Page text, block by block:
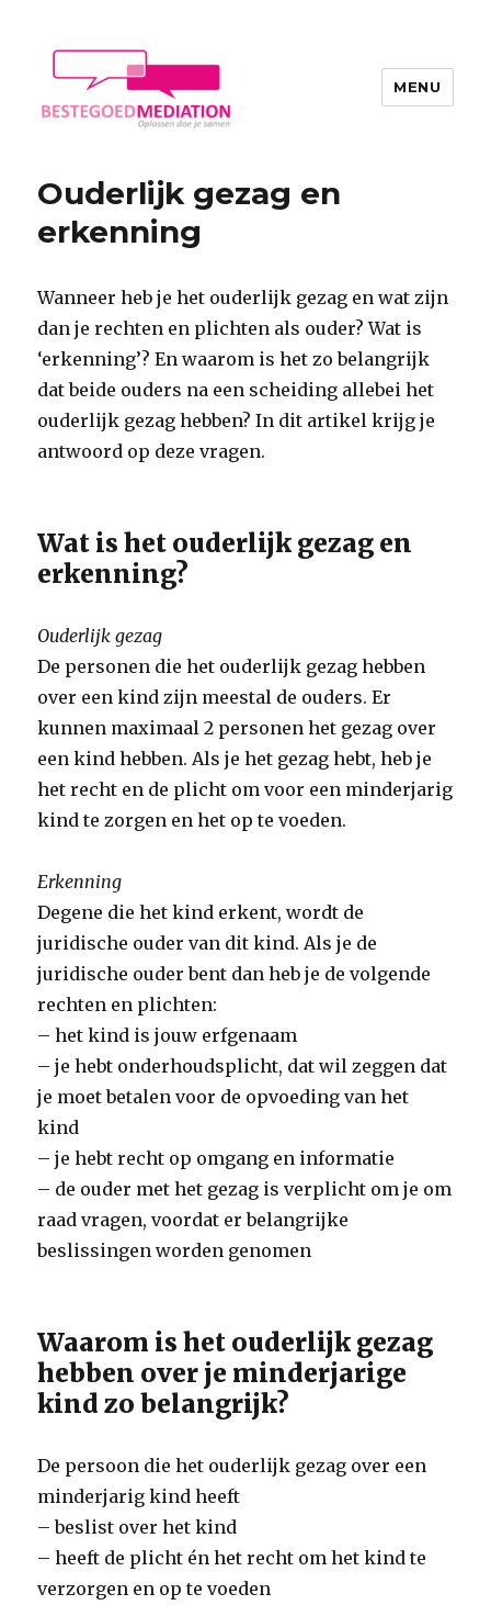
registermediator omgeving
Veenendaal, Ede, Rhenen,
Wageningen, Amersfoort,
Barneveld, Woudenberg,
Utrechtse Heuvelrug, Tiel,
Arnhem, Apeldoorn, Buren,
Renswoude, Zeist, Renkum
MENU
Ouderlijk gezag en
erkenning
Wanneer heb je het ouderlijk gezag en wat zijn
dan je rechten en plichten als ouder? Wat is
‘erkenning’? En waarom is het zo belangrijk
dat beide ouders na een scheiding allebei het
ouderlijk gezag hebben? In dit artikel krijg je
antwoord op deze vragen.
Wat is het ouderlijk gezag en
erkenning?
Ouderlijk gezag
De personen die het ouderlijk gezag hebben
over een kind zijn meestal de ouders. Er
kunnen maximaal 2 personen het gezag over
een kind hebben. Als je het gezag hebt, heb je
het recht en de plicht om voor een minderjarig
kind te zorgen en het op te voeden.
Erkenning
Degene die het kind erkent, wordt de
juridische ouder van dit kind. Als je de
juridische ouder bent dan heb je de volgende
rechten en plichten:
– het kind is jouw erfgenaam
– je hebt onderhoudsplicht, dat wil zeggen dat
je moet betalen voor de opvoeding van het
kind
– je hebt recht op omgang en informatie
– de ouder met het gezag is verplicht om je om
raad vragen, voordat er belangrijke
beslissingen worden genomen
Waarom is het ouderlijk gezag
hebben over je minderjarige
kind zo belangrijk?
De persoon die het ouderlijk gezag over een
minderjarig kind heeft
– beslist over het kind
– heeft de plicht én het recht om het kind te
verzorgen en op te voeden